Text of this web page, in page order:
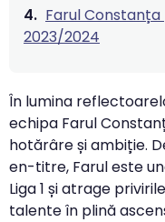
Farul
2023/2024
În lumina
echipa Farul
hotărâre și ambiție.
en-titre, Farul este
Liga 1 și atrage
talente în plină